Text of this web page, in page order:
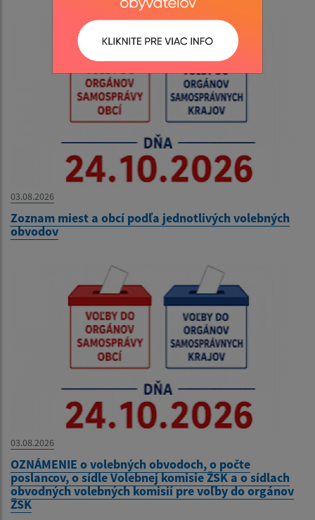
03.08.2026
Zoznam miest a obcí podľa jednotlivých volebných
obvodov
03.08.2026
OZNÁMENIE o volebných obvodoch, o počte
poslancov, o sídle Volebnej komisie ŽSK a o sídlach
obvodných volebných komisií pre voľby do orgánov
ŽSK